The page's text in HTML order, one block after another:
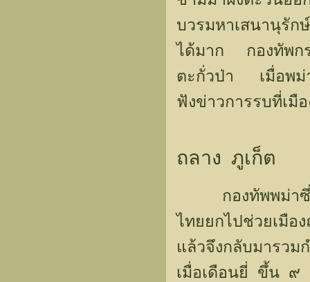
บวรมหาเสนานุรั
ได้มาก กองทัพกร
ตะกั่วป่า เมื่อพม่
ฟังข่าวการรบที่เมือ
ถลาง ภูเก็ต
กองทัพพม่าซึ่งล้
ไทยยกไปช่วยเมื
แล้วจึงกลับมารว
เมื่อเดือนยี่ ขึ้น